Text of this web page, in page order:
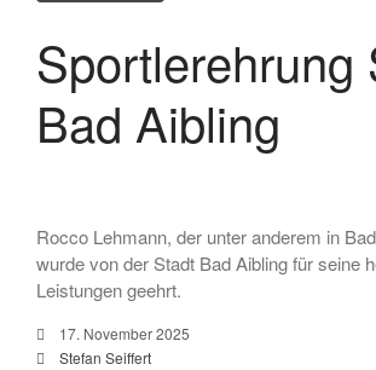
Sportlerehrung
Bad Aibling
Rocco Lehmann, der unter anderem in
wurde von der Stadt Bad Aibling für seine
Leistungen geehrt.
17. November 2025
Stefan Seiffert